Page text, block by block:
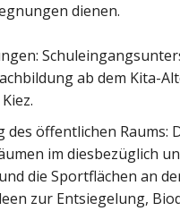
dienen.
ab dem Kita-
öffentlichen
im diesbezüglich
die Sportflächen an
zur Entsiegelung,